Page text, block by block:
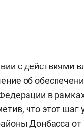
с действиями
об
в
что этот шаг
Донбасса от